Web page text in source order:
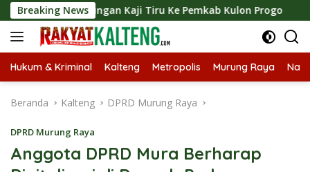
Langsung
ke
konten
Breaking NewsKaji Tiru Ke Pemkab Kulon Progo
Hukum & Kriminal Kalteng Metropolis Murung Raya
Beranda Kalteng DPRD Murung Raya
DPRD Murung Raya
Anggota DPRD Mura Berharap